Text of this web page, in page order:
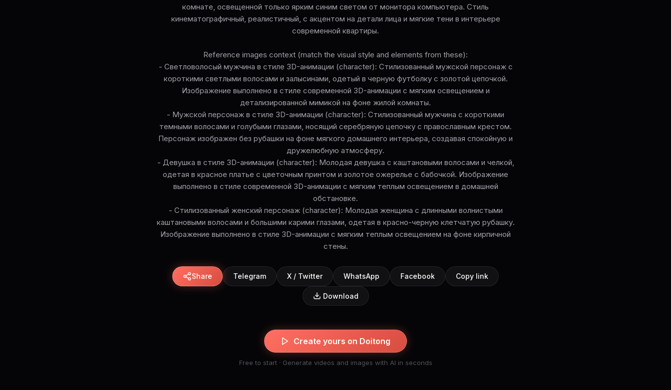
комнате, освещенной только ярким синим светом от монитора компьютера. Стиль
кинематографичный, реалистичный, с акцентом на детали лица и мягкие тени в интерьере
современной квартиры.
Reference images context (match the visual style and elements from these):
- Светловолосый мужчина в стиле 3D-анимации (character): Стилизованный мужской персонаж с
короткими светлыми волосами и залысинами, одетый в черную футболку с золотой цепочкой.
Изображение выполнено в стиле современной 3D-анимации с мягким освещением и
детализированной мимикой на фоне жилой комнаты.
- Мужской персонаж в стиле 3D-анимации (character): Стилизованный мужчина с короткими
темными волосами и голубыми глазами, носящий серебряную цепочку с православным крестом.
Персонаж изображен без рубашки на фоне мягкого домашнего интерьера, создавая спокойную и
дружелюбную атмосферу.
- Девушка в стиле 3D-анимации (character): Молодая девушка с каштановыми волосами и челкой,
одетая в красное платье с цветочным принтом и золотое ожерелье с бабочкой. Изображение
выполнено в стиле современной 3D-анимации с мягким теплым освещением в домашней
обстановке.
- Стилизованный женский персонаж (character): Молодая женщина с длинными волнистыми
каштановыми волосами и большими карими глазами, одетая в красно-черную клетчатую рубашку.
Изображение выполнено в стиле 3D-анимации с мягким теплым освещением на фоне кирпичной
стены.
Share Telegram X / Twitter WhatsApp Facebook Copy link
Download
Create yours on Doitong
Free to start · Generate videos and images with AI in seconds